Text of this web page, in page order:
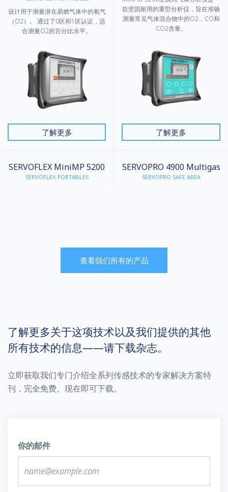
设计用于测量潜在易燃气体中的氧气
（O2）。 通过了0区和1区认证，适
合测量O2的百分比水平。
了解更多
款坚固耐用的重型分析仪，旨在准确
测量常见气体混合物中的O2，CO和
CO2含量。
了解更多
SERVOFLEX MiniMP 5200
SERVOFLEX PORTABLES
SERVOPRO 4900 Multigas
SERVOPRO SAFE AREA
DF310E
SERVOPRO SAFE AREA
专为精确测量工业气体（IG）应用中
4100
SERVOPRO SAFE AREA
查看我们所有的产品
了解更多关于这项技术以及我们提供的其他
所有技术的信息——请下载杂志。
立即获取我们专门介绍全系列传感技术的专家解决方案特
刊，完全免费。现在即可下载。
你的邮件